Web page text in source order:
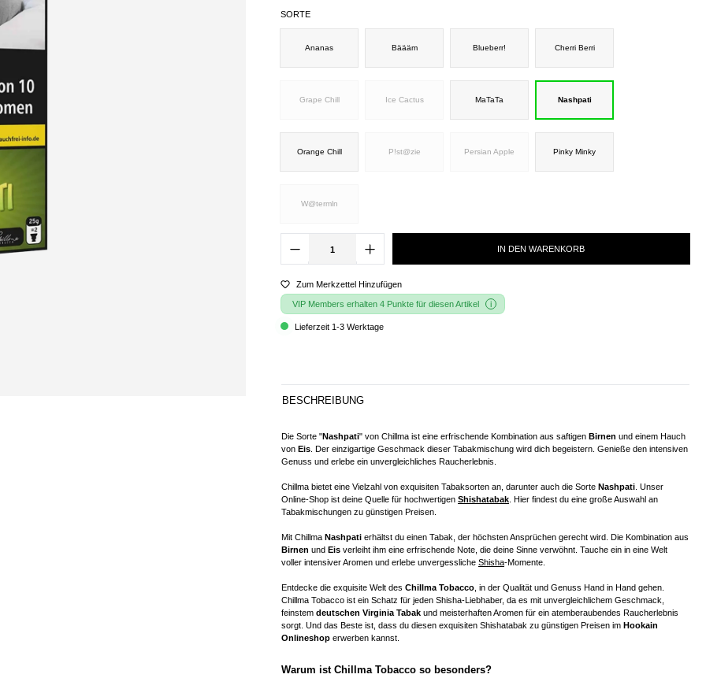
SORTE
Ananas Bäääm Blueberr! Cherri Berri
Grape Chill Ice Cactus MaTaTa Nashpati
Orange Chill P!st@zie Persian Apple Pinky Minky
W@termln
IN DEN WARENKORB
Zum Merkzettel Hinzufügen
VIP Members erhalten 4 Punkte für diesen Artikel
Lieferzeit 1-3 Werktage
BESCHREIBUNG
Die Sorte "Nashpati" von Chillma ist eine erfrischende Kombination aus saftigen Birnen und einem Hauch
von Eis . Der einzigartige Geschmack dieser Tabakmischung wird dich begeistern. Genieße den intensiven
Genuss und erlebe ein unvergleichliches Raucherlebnis.
Chillma bietet eine Vielzahl von exquisiten Tabaksorten an, darunter auch die Sorte Nashpati . Unser
Online-Shop ist deine Quelle für hochwertigen Shishatabak . Hier findest du eine große Auswahl an
Tabakmischungen zu günstigen Preisen.
Mit Chillma Nashpati erhältst du einen Tabak, der höchsten Ansprüchen gerecht wird. Die Kombination aus
Birnen und Eis verleiht ihm eine erfrischende Note, die deine Sinne verwöhnt. Tauche ein in eine Welt
voller intensiver Aromen und erlebe unvergessliche Shisha-Momente.
Entdecke die exquisite Welt des Chillma Tobacco , in der Qualität und Genuss Hand in Hand gehen.
Chillma Tobacco ist ein Schatz für jeden Shisha-Liebhaber, da es mit unvergleichlichem Geschmack,
feinstem deutschen Virginia Tabak und meisterhaften Aromen für ein atemberaubendes Raucherlebnis
sorgt. Und das Beste ist, dass du diesen exquisiten Shishatabak zu günstigen Preisen im Hookain
Onlineshop erwerben kannst.
Warum ist Chillma Tobacco so besonders?